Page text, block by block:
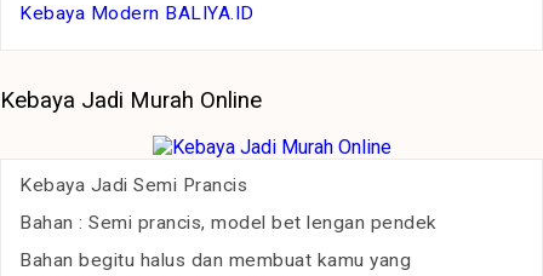
Kebaya Modern BALIYA.ID
Kebaya Jadi Murah Online
Kebaya Jadi Semi Prancis
Bahan : Semi prancis, model bet lengan pendek
Bahan begitu halus dan membuat kamu yang